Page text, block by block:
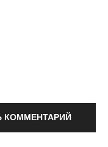
КОММЕНТАРИЙ